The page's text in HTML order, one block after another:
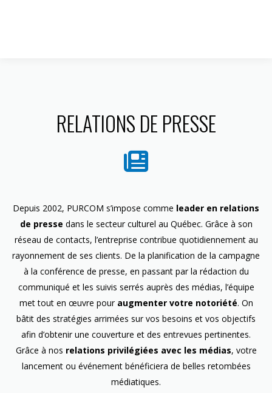
RELATIONS DE PRESSE
Depuis 2002, PURCOM s’impose comme leader en relations
de presse dans le secteur culturel au Québec. Grâce à son
réseau de contacts, l’entreprise contribue quotidiennement au
rayonnement de ses clients. De la planification de la campagne
à la conférence de presse, en passant par la rédaction du
communiqué et les suivis serrés auprès des médias, l’équipe
met tout en œuvre pour augmenter votre notoriété. On
bâtit des stratégies arrimées sur vos besoins et vos objectifs
afin d’obtenir une couverture et des entrevues pertinentes.
Grâce à nos relations privilégiées avec les médias, votre
lancement ou événement bénéficiera de belles retombées
médiatiques.